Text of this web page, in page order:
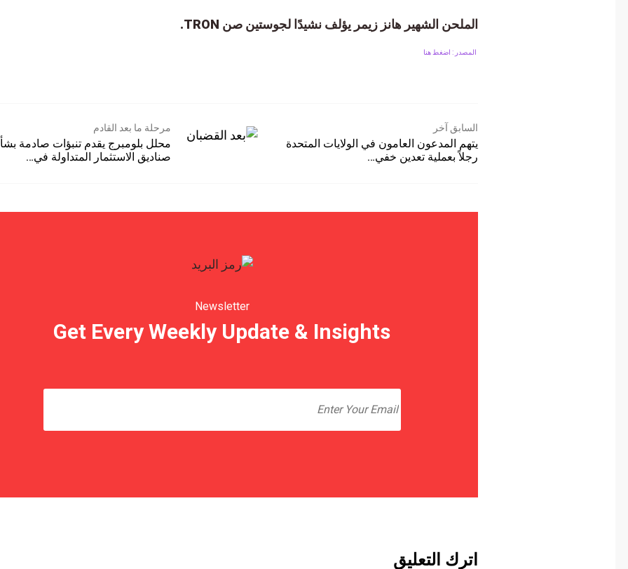
الملحن الشهير هانز زيمر يؤلف نشيدًا لجوستين صن TRON.
المصدر : اضغط هنا
السابق آخر
يتهم المدعون العامون في الولايات المتحدة
رجلاً بعملية تعدين خفي…
مرحلة ما بعد القادم
محلل بلومبرج يقدم تنبؤات صادمة بشأن
صناديق الاستثمار المتداولة في…
Newsletter
Get Every Weekly Update & Insights
اترك التعليق